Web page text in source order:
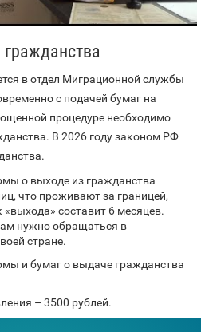
в отдел Миграционной службы
с подачей бумаг на
процедуре необходимо
В 2026 году законом РФ
о выходе из гражданства
что проживают за границей,
составит 6 месяцев.
нужно обращаться в
стране.
и бумаг о выдаче гражданства
– 3500 рублей.